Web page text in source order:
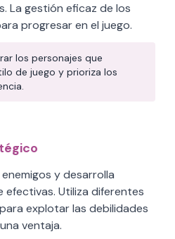
La gestión eficaz de los
progresar en el juego.
los personajes que
de juego y prioriza los
y desarrolla
Utiliza diferentes
explotar las debilidades
ventaja.